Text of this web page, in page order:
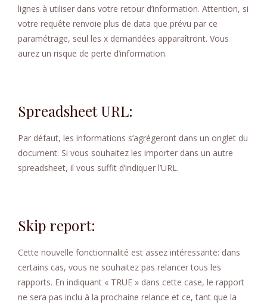
lignes à utiliser dans votre retour d’information. Attention, si
votre requête renvoie plus de data que prévu par ce
paramétrage, seul les x demandées apparaîtront. Vous
aurez un risque de perte d’information.
Spreadsheet URL:
Par défaut, les informations s’agrégeront dans un onglet du
document. Si vous souhaitez les importer dans un autre
spreadsheet, il vous suffit d’indiquer l’URL.
Skip report:
Cette nouvelle fonctionnalité est assez intéressante: dans
certains cas, vous ne souhaitez pas relancer tous les
rapports. En indiquant « TRUE » dans cette case, le rapport
ne sera pas inclu à la prochaine relance et ce, tant que la